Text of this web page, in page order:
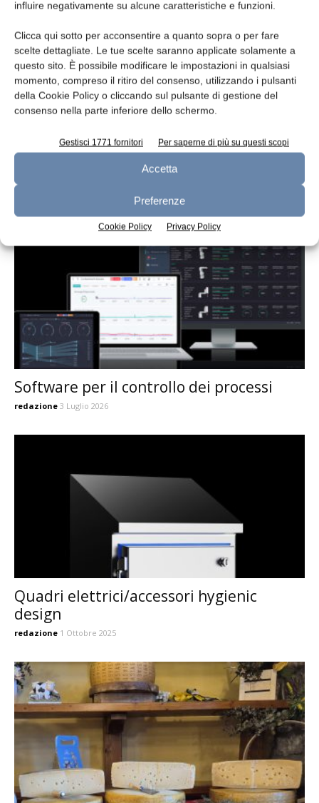
influire negativamente su alcune caratteristiche e funzioni.
Clicca qui sotto per acconsentire a quanto sopra o per fare
scelte dettagliate. Le tue scelte saranno applicate solamente a
questo sito. È possibile modificare le impostazioni in qualsiasi
momento, compreso il ritiro del consenso, utilizzando i pulsanti
della Cookie Policy o cliccando sul pulsante di gestione del
consenso nella parte inferiore dello schermo.
Gestisci 1771 fornitori Per saperne di più su questi scopi
Accetta
Preferenze
Cookie Policy Privacy Policy
Lavaoggetti a cesto fisso
Software per il controllo dei processi
redazione 3 Luglio 2026
Quadri elettrici/accessori hygienic
design
redazione 1 Ottobre 2025